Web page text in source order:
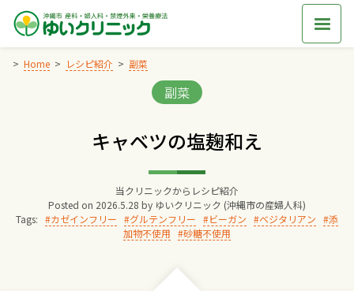
Skip
content
Home レシピ紹介 副菜
Categories:
副菜
キャベツの塩麹和え
当クリニックからレシピ紹介
Posted on 2026.5.28 by ゆいクリニック (沖縄市の産婦人科)
Tags:
カゼインフリー グルテンフリー ビーガン ベジタリアン
添
加物不使用
砂糖不使用
院長からのごあいさつ